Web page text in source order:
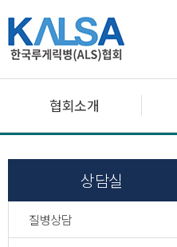
협회소개
상담실
질병상담